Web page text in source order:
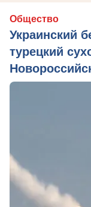
Общество
Украинский
турецкий